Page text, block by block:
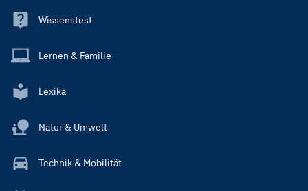
Wissenstest
Lernen & Familie
Lexika
Natur & Umwelt
Technik & Mobilität